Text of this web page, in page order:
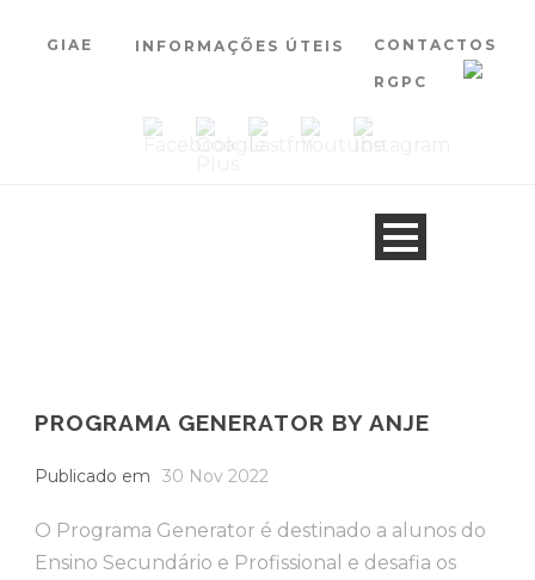
GIAE INFORMAÇÕES ÚTEIS CONTACTOS
RGPC
PROGRAMA GENERATOR BY ANJE
Publicado em 30 Nov 2022
O Programa Generator é destinado a alunos do
Ensino Secundário e Profissional e desafia os